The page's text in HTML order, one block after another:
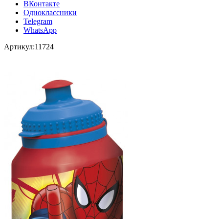
ВКонтакте
Одноклассники
Telegram
WhatsApp
Артикул:11724